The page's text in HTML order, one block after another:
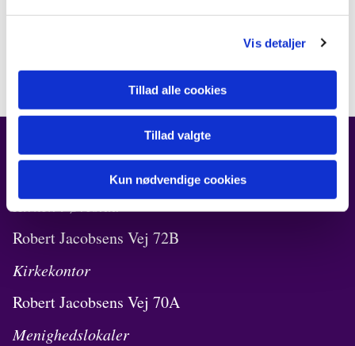
Vis detaljer
Tillad alle cookies
Tillad valgte
Kun nødvendige cookies
Kirken i Ørestad
Robert Jacobsens Vej 72B
Kirkekontor
Robert Jacobsens Vej 70A
Menighedslokaler